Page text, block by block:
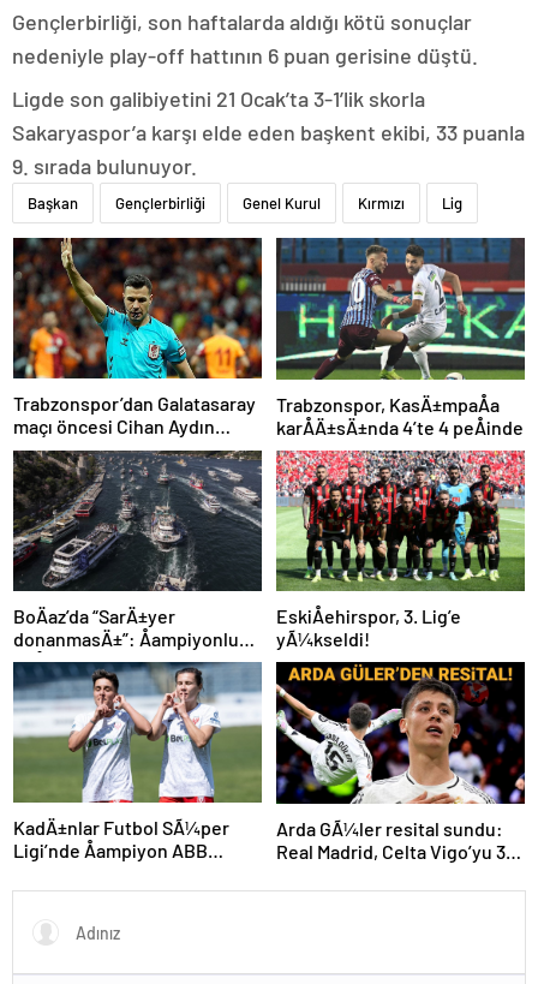
Gençlerbirliği, son haftalarda aldığı kötü sonuçlar
nedeniyle play-off hattının 6 puan gerisine düştü.
Ligde son galibiyetini 21 Ocak’ta 3-1’lik skorla
Sakaryaspor’a karşı elde eden başkent ekibi, 33 puanla
9. sırada bulunuyor.
Başkan Gençlerbirliği Genel Kurul Kırmızı Lig
Trabzonspor’dan Galatasaray
maçı öncesi Cihan Aydın
tepkisi!
Trabzonspor, KasÄ±mpaÅa
karÅÄ±sÄ±nda 4’te 4 peÅinde
BoÄaz’da “SarÄ±yer
donanmasÄ±”: Åampiyonluk
coÅkuyla kutlandÄ±
EskiÅehirspor, 3. Lig’e
yÃ¼kseldi!
KadÄ±nlar Futbol SÃ¼per
Ligi’nde Åampiyon ABB
Arda GÃ¼ler resital sundu:
Real Madrid, Celta Vigo’yu 3